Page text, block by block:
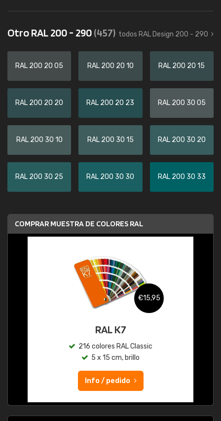
Otro RAL 200 - 290(457) todos RAL Design 200 - 290
RAL 200 20 05 RAL 200 20 10 RAL 200 20 15
RAL 200 20 20 RAL 200 20 23 RAL 200 30 05
RAL 200 30 10 RAL 200 30 15 RAL 200 30 20
RAL 200 30 25 RAL 200 30 30 RAL 200 30 33
COMPRAR MUESTRA DE COLORES RAL
€15,95
RAL K7
216 colores RAL Classic
5 x 15 cm, brillo
Info / pedido